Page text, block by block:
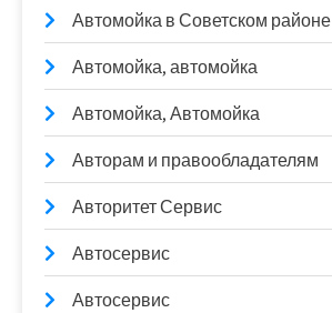
Автомойка в Советском районе
Автомойка, автомойка
Автомойка, Автомойка
Авторам и правообладателям
Авторитет Сервис
Автосервис
Автосервис